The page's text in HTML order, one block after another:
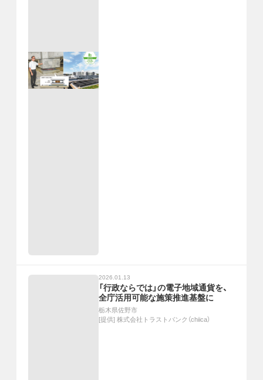
2026.01.13
「行政ならでは」の電子地域通貨を、
全庁活用可能な施策推進基盤に
栃木県佐野市
[提供] 株式会社トラストバンク（chiica）